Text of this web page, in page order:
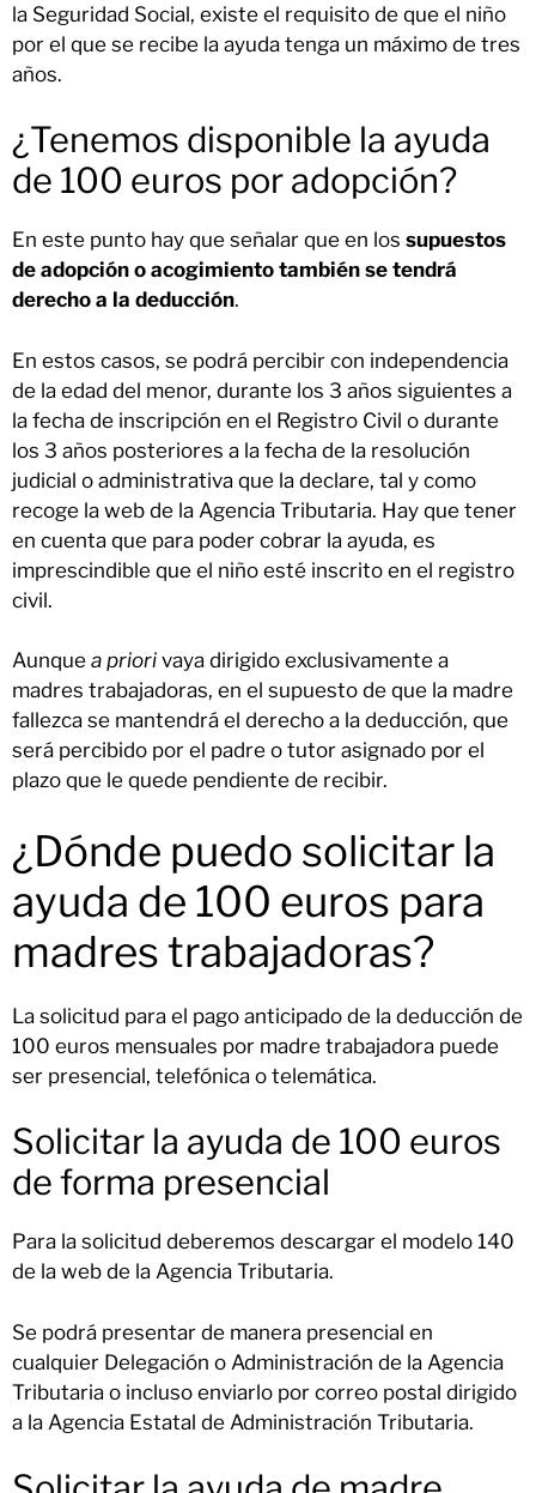
la Seguridad Social, existe el requisito de que el niño
por el que se recibe la ayuda tenga un máximo de tres
años.
¿Tenemos disponible la ayuda
de 100 euros por adopción?
En este punto hay que señalar que en los supuestos
de adopción o acogimiento también se tendrá
derecho a la deducción.
En estos casos, se podrá percibir con independencia
de la edad del menor, durante los 3 años siguientes a
la fecha de inscripción en el Registro Civil o durante
los 3 años posteriores a la fecha de la resolución
judicial o administrativa que la declare, tal y como
recoge la web de la Agencia Tributaria. Hay que tener
en cuenta que para poder cobrar la ayuda, es
imprescindible que el niño esté inscrito en el registro
civil.
Aunque a priori vaya dirigido exclusivamente a
madres trabajadoras, en el supuesto de que la madre
fallezca se mantendrá el derecho a la deducción, que
será percibido por el padre o tutor asignado por el
plazo que le quede pendiente de recibir.
¿Dónde puedo solicitar la
ayuda de 100 euros para
madres trabajadoras?
La solicitud para el pago anticipado de la deducción de
100 euros mensuales por madre trabajadora puede
ser presencial, telefónica o telemática.
Solicitar la ayuda de 100 euros
de forma presencial
Para la solicitud deberemos descargar el modelo 140
de la web de la Agencia Tributaria.
Se podrá presentar de manera presencial en
cualquier Delegación o Administración de la Agencia
Tributaria o incluso enviarlo por correo postal dirigido
a la Agencia Estatal de Administración Tributaria.